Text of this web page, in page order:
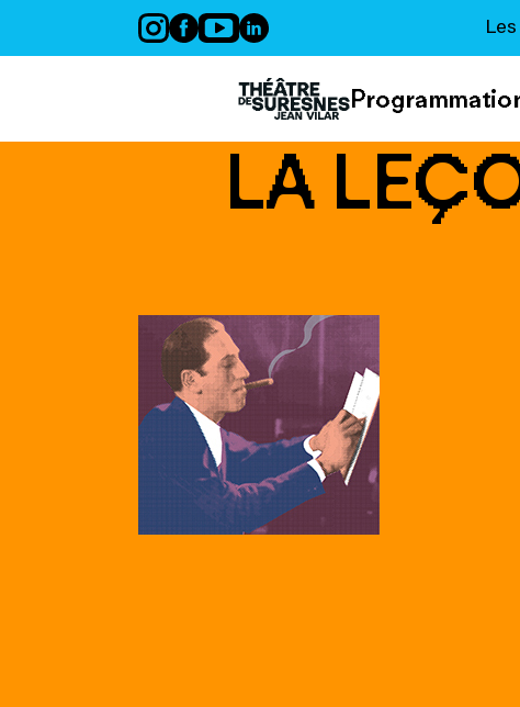
LA
Panneau de gestion des cookies